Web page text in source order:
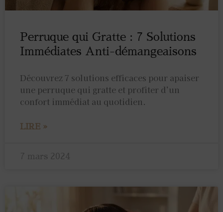
Perruque qui Gratte : 7 Solutions
Immédiates Anti-démangeaisons
Découvrez 7 solutions efficaces pour apaiser
une perruque qui gratte et profiter d’un
confort immédiat au quotidien.
LIRE »
7 mars 2024